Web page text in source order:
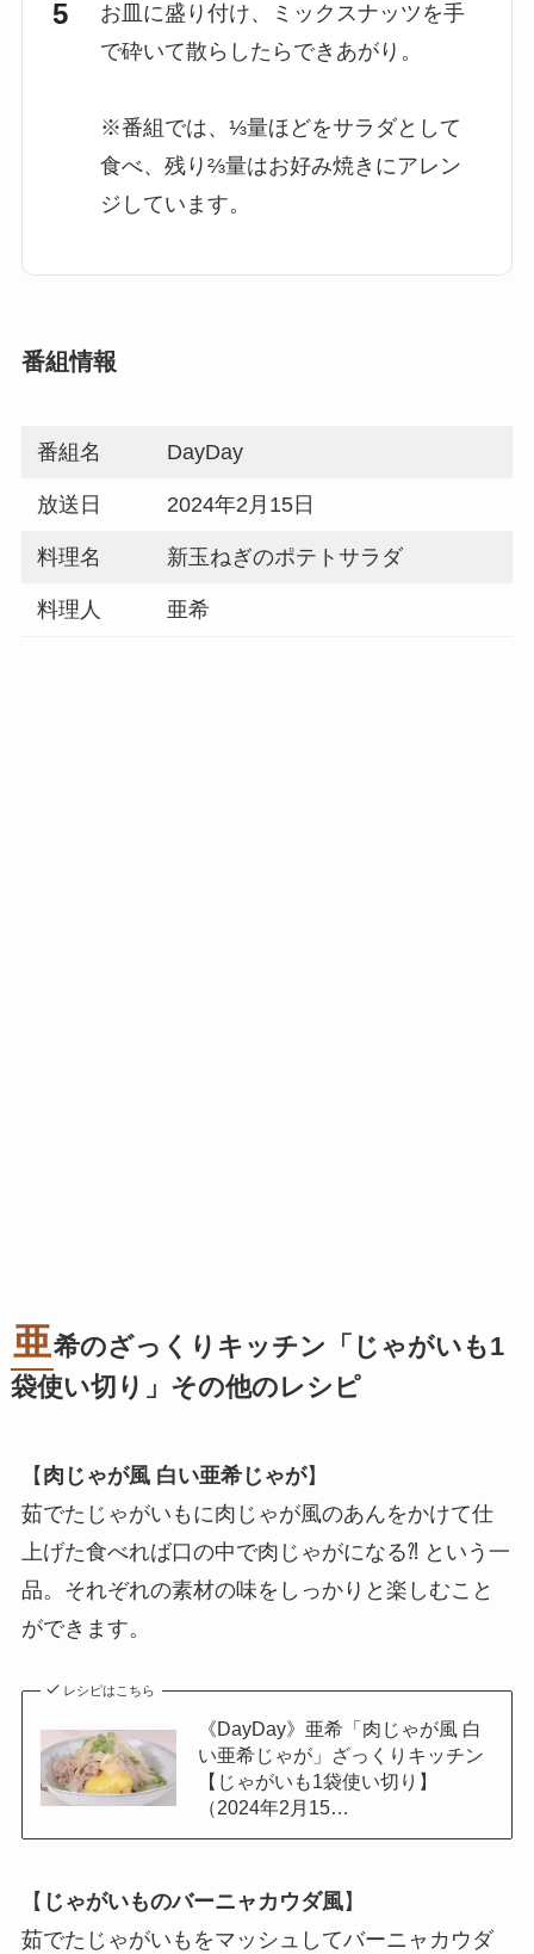
お皿に盛り付け、ミックスナッツを手
で砕いて散らしたらできあがり。
※番組では、⅓量ほどをサラダとして
食べ、残り⅔量はお好み焼きにアレン
ジしています。
番組情報
番組名 DayDay
放送日 2024年2月15日
料理名 新玉ねぎのポテトサラダ
料理人 亜希
亜希のざっくりキッチン「じゃがいも1
袋使い切り」その他のレシピ
【 肉じゃが風 白い亜希じゃが】
茹でたじゃがいもに肉じゃが風のあんをかけて仕
上げた食べれば口の中で肉じゃがになる⁈ という一
品。それぞれの素材の味をしっかりと楽しむこと
ができます。
レシピはこちら
《DayDay》亜希「肉じゃが風 白
い亜希じゃが」ざっくりキッチン
【じゃがいも1袋使い切り】
（2024年2月15…
【 じゃがいものバーニャカウダ風】
茹でたじゃがいもをマッシュしてバーニャカウダ